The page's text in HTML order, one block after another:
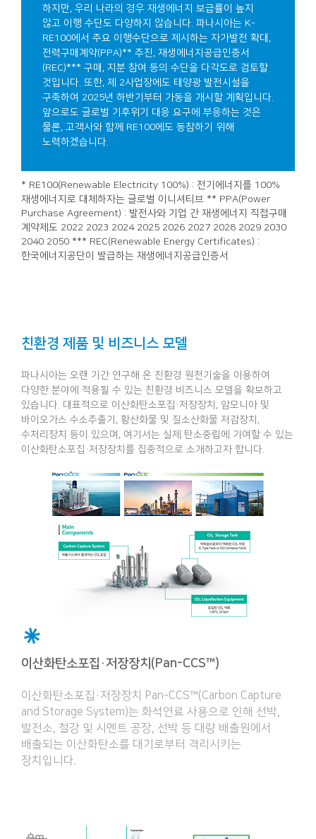
하지만, 우리 나라의 경우 재생에너지 보급률이 높지
않고 이행 수단도 다양하지 않습니다. 파나시아는 K-
RE100에서 주요 이행수단으로 제시하는 자가발전 확대,
전력구매계약(PPA)** 추진, 재생에너지공급인증서
(REC)*** 구매, 지분 참여 등의 수단을 다각도로 검토할
것입니다. 또한, 제 2사업장에도 태양광 발전시설을
구축하여 2025년 하반기부터 가동을 개시할 계획입니다.
앞으로도 글로벌 기후위기 대응 요구에 부응하는 것은
물론, 고객사와 함께 RE100에도 동참하기 위해
노력하겠습니다.
* RE100(Renewable Electricity 100%) : 전기에너지를 100%
재생에너지로 대체하자는 글로벌 이니셔티브 ** PPA(Power
Purchase Agreement) : 발전사와 기업 간 재생에너지 직접구매
계약제도 2022 2023 2024 2025 2026 2027 2028 2029 2030
2040 2050 *** REC(Renewable Energy Certificates) :
한국에너지공단이 발급하는 재생에너지공급인증서
친환경 제품 및 비즈니스 모델
파나시아는 오랜 기간 연구해 온 친환경 원천기술을 이용하여
다양한 분야에 적용될 수 있는 친환경 비즈니스 모델을 확보하고
있습니다. 대표적으로 이산화탄소포집·저장장치, 암모니아 및
바이오가스 수소추출기, 황산화물 및 질소산화물 저감장치,
수처리장치 등이 있으며, 여기서는 실제 탄소중립에 기여할 수 있는
이산화탄소포집·저장장치를 집중적으로 소개하고자 합니다.
이산화탄소포집·저장장치(Pan-CCS™)
이산화탄소포집·저장장치 Pan-CCS™(Carbon Capture
and Storage System)는 화석연료 사용으로 인해 선박,
발전소, 철강 및 시멘트 공장, 선박 등 대량 배출원에서
배출되는 이산화탄소를 대기로부터 격리시키는
장치입니다.